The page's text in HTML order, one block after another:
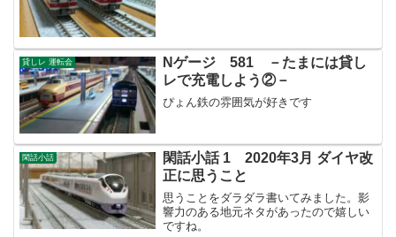
貸しレ 運転会
Nゲージ 581 －たまには貸し
レで充電しよう②－
ぴょん鉄の雰囲気が好きです
閑話小話
閑話小話 1 2020年3月 ダイヤ改
正に思うこと
思うことをダラダラ書いてみました。影
響力のある地元ネタがあったので嬉しい
ですね。